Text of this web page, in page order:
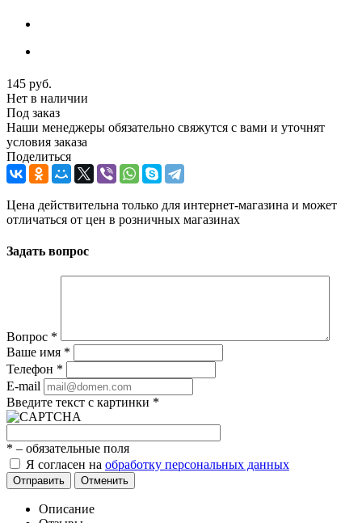
145 руб.
Нет в наличии
Под заказ
Наши менеджеры обязательно свяжутся с вами и уточнят
условия заказа
Поделиться
Цена действительна только для интернет-магазина и может
отличаться от цен в розничных магазинах
Задать вопрос
Вопрос *
Ваше имя *
Телефон *
E-mail
Введите текст с картинки *
* – обязательные поля
Я согласен на обработку персональных данных
Отправить Отменить
Описание